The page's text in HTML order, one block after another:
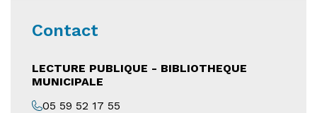
Contact
LECTURE PUBLIQUE - BIBLIOTHEQUE
MUNICIPALE
05 59 52 17 55